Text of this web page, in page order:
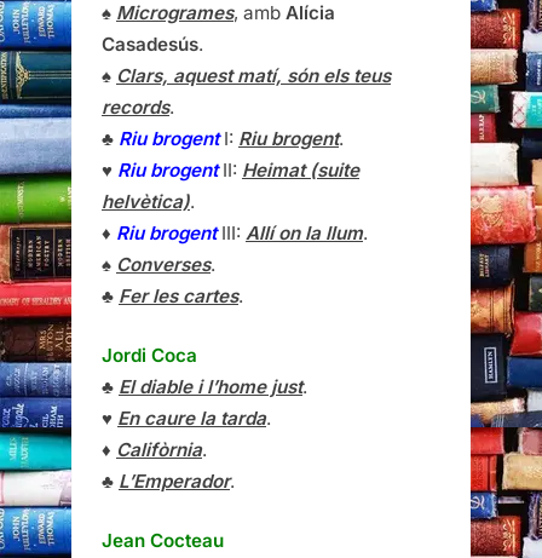
♠ Microgrames, amb Alícia
Casadesús.
♠ Clars, aquest matí, són els teus
records.
♣ Riu brogentI: Riu brogent.
♥ Riu brogentII: Heimat (suite
helvètica).
♦ Riu brogentIII: Allí on la llum.
♠ Converses.
♣ Fer les cartes.
Jordi Coca
♣ El diable i l’home just.
♥ En caure la tarda.
♦ Califòrnia.
♣ L’Emperador.
Jean Cocteau